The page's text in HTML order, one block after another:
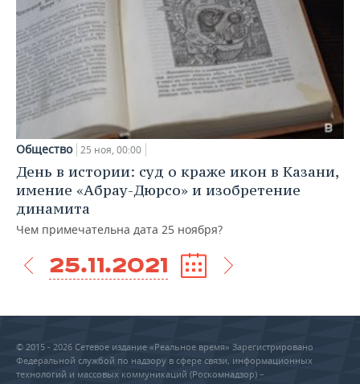
Общество 25 ноя, 00:00
День в истории: суд о краже икон в Казани,
имение «Абрау-Дюрсо» и изобретение
динамита
Чем примечательна дата 25 ноября?
25.11.2021
© 2015 - 2026 Сетевое издание «Реальное время» Зарегистрировано
Федеральной службой по надзору в сфере связи, информационных
технологий и массовых коммуникаций (Роскомнадзор) –